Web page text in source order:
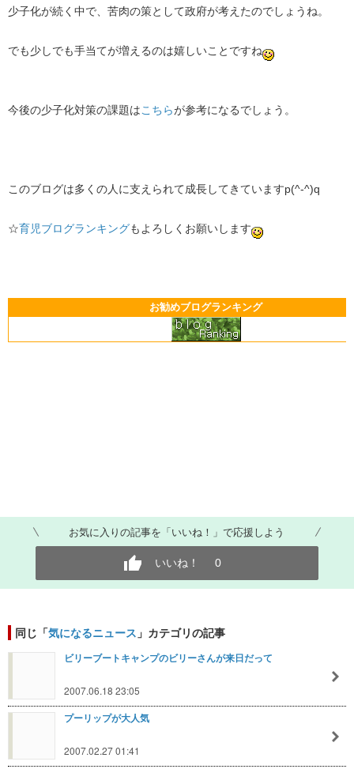
少子化が続く中で、苦肉の策として政府が考えたのでしょうね。
でも少しでも手当てが増えるのは嬉しいことですね
今後の少子化対策の課題はこちらが参考になるでしょう。
このブログは多くの人に支えられて成長してきていますp(^-^)q
☆育児ブログランキングもよろしくお願いします
お勧めブログランキング
お気に入りの記事を「いいね！」で応援しよう
いいね！ 0
同じ「気になるニュース 」カテゴリの記事
ビリーブートキャンプのビリーさんが来日だって
2007.06.18 23:05
プーリップが大人気
2007.02.27 01:41